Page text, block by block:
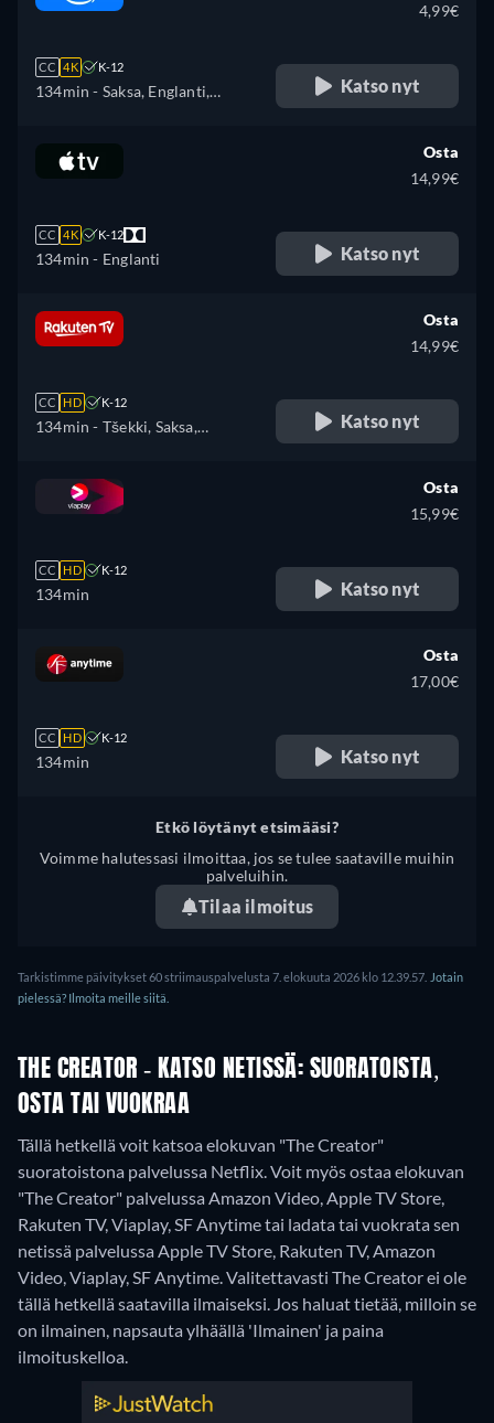
CC 4K K-12
134min - Saksa, Englanti,
4,99€
Katso nyt
CC 4K K-12
134min - Englanti
Osta
14,99€
Katso nyt
CC HD K-12
134min - Tšekki, Saksa,
Unkari, Italia, Puola, Ukraina
Osta
14,99€
Katso nyt
CC HD K-12
134min
Osta
15,99€
Katso nyt
CC HD K-12
134min
Osta
17,00€
Katso nyt
Etkö löytänyt etsimääsi?
Voimme halutessasi ilmoittaa, jos se tulee saataville muihin
palveluihin.
Tilaa ilmoitus
Tarkistimme päivitykset 60 striimauspalvelusta 7. elokuuta 2026 klo 12.39.57. Jotain
pielessä? Ilmoita meille siitä.
THE CREATOR - KATSO NETISSÄ: SUORATOISTA,
OSTA TAI VUOKRAA
Tällä hetkellä voit katsoa elokuvan "The Creator"
suoratoistona palvelussa Netflix. Voit myös ostaa elokuvan
"The Creator" palvelussa Amazon Video, Apple TV Store,
Rakuten TV, Viaplay, SF Anytime tai ladata tai vuokrata sen
netissä palvelussa Apple TV Store, Rakuten TV, Amazon
Video, Viaplay, SF Anytime.Valitettavasti The Creator ei ole
tällä hetkellä saatavilla ilmaiseksi. Jos haluat tietää, milloin se
on ilmainen, napsauta ylhäällä 'Ilmainen' ja paina
ilmoituskelloa.